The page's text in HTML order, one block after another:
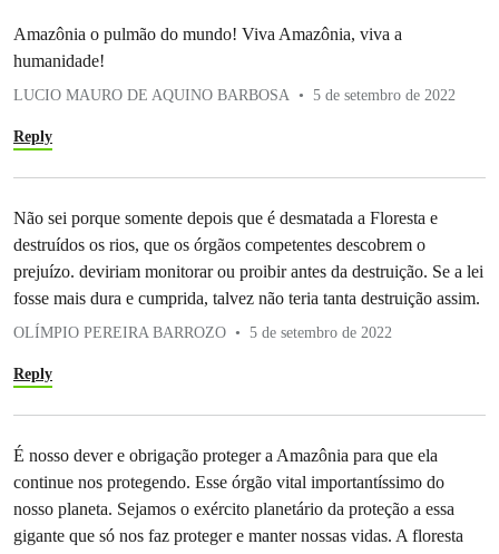
Amazônia o pulmão do mundo! Viva Amazônia, viva a
humanidade!
LUCIO MAURO DE AQUINO BARBOSA 5 de setembro de 2022
Reply
Não sei porque somente depois que é desmatada a Floresta e
destruídos os rios, que os órgãos competentes descobrem o
prejuízo. deviriam monitorar ou proibir antes da destruição. Se a lei
fosse mais dura e cumprida, talvez não teria tanta destruição assim.
OLÍMPIO PEREIRA BARROZO 5 de setembro de 2022
Reply
É nosso dever e obrigação proteger a Amazônia para que ela
continue nos protegendo. Esse órgão vital importantíssimo do
nosso planeta. Sejamos o exército planetário da proteção a essa
gigante que só nos faz proteger e manter nossas vidas. A floresta